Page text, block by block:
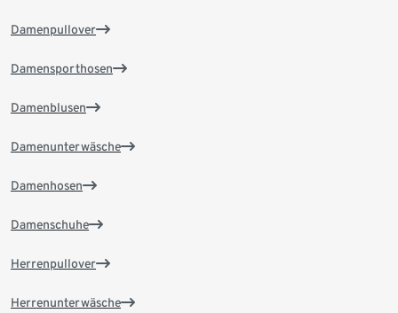
Damenpullover
Damensporthosen
Damenblusen
Damenunterwäsche
Damenhosen
Damenschuhe
Herrenpullover
Herrenunterwäsche